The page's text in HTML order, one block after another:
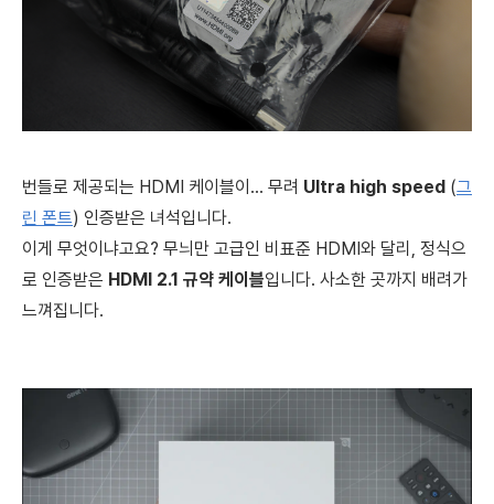
번들로 제공되는 HDMI 케이블이... 무려 Ultra high speed (그
린 폰트) 인증받은 녀석입니다.
이게 무엇이냐고요? 무늬만 고급인 비표준 HDMI와 달리, 정식으
로 인증받은 HDMI 2.1 규약 케이블입니다. 사소한 곳까지 배려가
느껴집니다.